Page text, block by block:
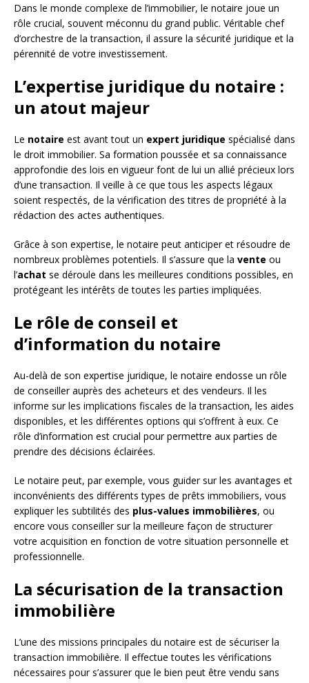
Dans le monde complexe de l’immobilier, le notaire joue un
rôle crucial, souvent méconnu du grand public. Véritable chef
d’orchestre de la transaction, il assure la sécurité juridique et la
pérennité de votre investissement.
L’expertise juridique du notaire :
un atout majeur
Le notaire est avant tout un expert juridique spécialisé dans
le droit immobilier. Sa formation poussée et sa connaissance
approfondie des lois en vigueur font de lui un allié précieux lors
d’une transaction. Il veille à ce que tous les aspects légaux
soient respectés, de la vérification des titres de propriété à la
rédaction des actes authentiques.
Grâce à son expertise, le notaire peut anticiper et résoudre de
nombreux problèmes potentiels. Il s’assure que la vente ou
l’achat se déroule dans les meilleures conditions possibles, en
protégeant les intérêts de toutes les parties impliquées.
Le rôle de conseil et
d’information du notaire
Au-delà de son expertise juridique, le notaire endosse un rôle
de conseiller auprès des acheteurs et des vendeurs. Il les
informe sur les implications fiscales de la transaction, les aides
disponibles, et les différentes options qui s’offrent à eux. Ce
rôle d’information est crucial pour permettre aux parties de
prendre des décisions éclairées.
Le notaire peut, par exemple, vous guider sur les avantages et
inconvénients des différents types de prêts immobiliers, vous
expliquer les subtilités des plus-values immobilières, ou
encore vous conseiller sur la meilleure façon de structurer
votre acquisition en fonction de votre situation personnelle et
professionnelle.
La sécurisation de la transaction
immobilière
L’une des missions principales du notaire est de sécuriser la
transaction immobilière. Il effectue toutes les vérifications
nécessaires pour s’assurer que le bien peut être vendu sans